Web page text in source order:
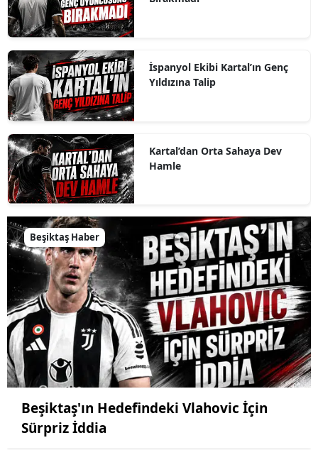
İspanyol Ekibi Kartal’ın Genç
Yıldızına Talip
Kartal’dan Orta Sahaya Dev
Hamle
Beşiktaş Haber
Beşiktaş'ın Hedefindeki Vlahovic İçin
Sürpriz İddia